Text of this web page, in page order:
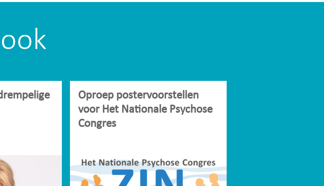
Oproep postervoorstellen
voor Het Nationale Psychose
Congres